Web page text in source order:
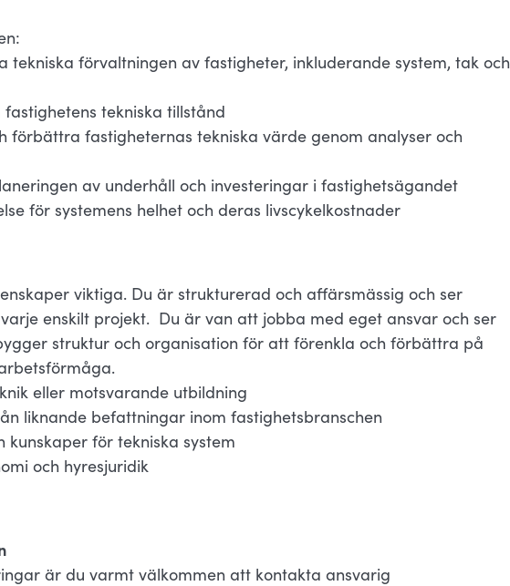
tekniska förvaltningen av fastigheter, inkluderande system, tak och
tekniska tillstånd
förbättra fastigheternas tekniska värde genom analyser och
av underhåll och investeringar i fastighetsägandet
för systemens helhet och deras livscykelkostnader
viktiga. Du är strukturerad och affärsmässig och ser
enskilt projekt. Du är van att jobba med eget ansvar och ser
struktur och organisation för att förenkla och förbättra på
eller motsvarande utbildning
liknande befattningar inom fastighetsbranschen
kunskaper för tekniska system
och hyresjuridik
är du varmt välkommen att kontakta ansvarig